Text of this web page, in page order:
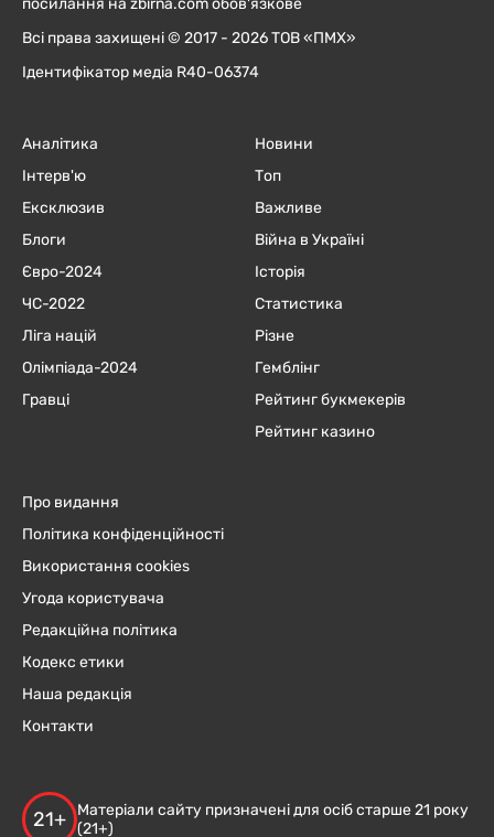
посилання на zbirna.com обов'язкове
Всі права захищені © 2017 - 2026 ТОВ «ПМХ»
Ідентифікатор медіа R40-06374
Аналітика
Інтерв'ю
Ексклюзив
Блоги
Євро-2024
ЧC-2022
Ліга націй
Олімпіада-2024
Гравці
Новини
Топ
Важливе
Війна в Україні
Історія
Статистика
Різне
Гемблінг
Рейтинг букмекерів
Рейтинг казино
Про видання
Політика конфіденційності
Використання cookies
Угода користувача
Редакційна політика
Кодекс етики
Наша редакція
Контакти
21+
Матеріали сайту призначені для осіб старше 21 року
(21+)